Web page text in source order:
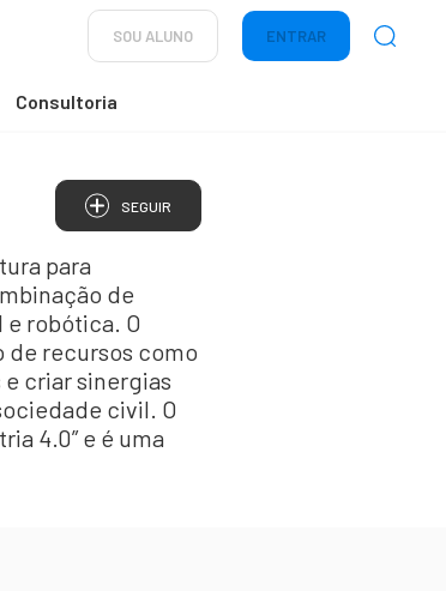
SOU ALUNO ENTRAR
Consultoria
SEGUIR
para
de
robótica. O
de recursos como
criar sinergias
civil. O
4.0” e é uma